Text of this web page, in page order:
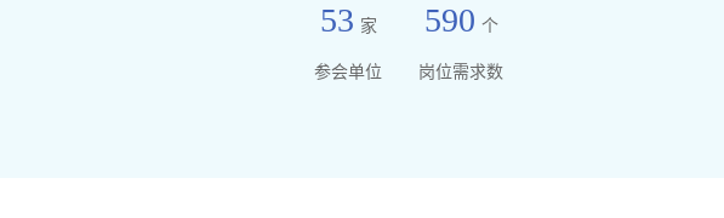
53 家
参会单位
590 个
岗位需求数